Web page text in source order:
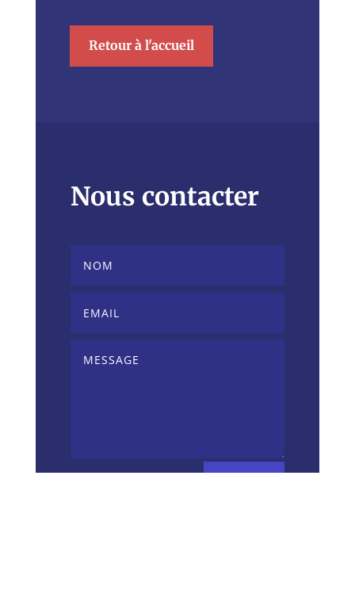
Retour à l'accueil
Nous contacter